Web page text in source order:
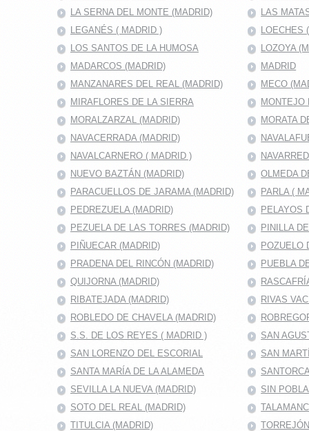
LA SERNA DEL MONTE (MADRID)
LAS
LEGANÉS ( MADRID )
LOECHES
LOS SANTOS DE LA HUMOSA
LOZOYA
MADARCOS (MADRID)
MADRID
MANZANARES DEL REAL (MADRID)
MECO
MIRAFLORES DE LA SIERRA
MONTEJO
MORALZARZAL (MADRID)
MORATA
NAVACERRADA (MADRID)
NAVALCARNERO ( MADRID )
NUEVO BAZTÁN (MADRID)
OLMEDA
PARACUELLOS DE JARAMA (MADRID)
PARLA (
PEDREZUELA (MADRID)
PELAYOS
PEZUELA DE LAS TORRES (MADRID)
PINILLA
PIÑUECAR (MADRID)
POZUELO
PRADENA DEL RINCÓN (MADRID)
PUEBLA
QUIJORNA (MADRID)
RIBATEJADA (MADRID)
RIVAS
ROBLEDO DE CHAVELA (MADRID)
S.S. DE LOS REYES ( MADRID )
SAN
SAN LORENZO DEL ESCORIAL
SAN
SANTA MARÍA DE LA ALAMEDA
SEVILLA LA NUEVA (MADRID)
SIN
SOTO DEL REAL (MADRID)
TITULCIA (MADRID)